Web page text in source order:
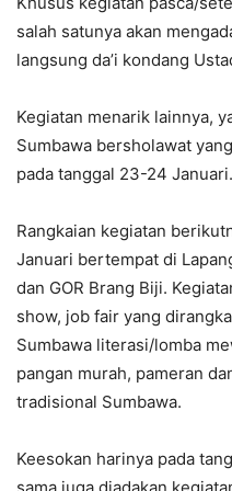
salah satunya akan
langsung da’i kondang
Kegiatan menarik lainnya,
Sumbawa bersholawat
pada tanggal 23-24 Januari.
Rangkaian kegiatan
Januari bertempat di
dan GOR Brang Biji.
show, job fair yang
Sumbawa literasi/lomba
pangan murah, pameran
tradisional Sumbawa.
Keesokan harinya pada